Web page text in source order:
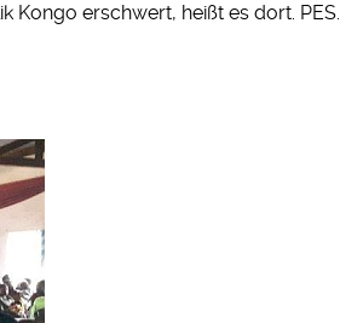
Kongo erschwert, heißt es dort. PES.